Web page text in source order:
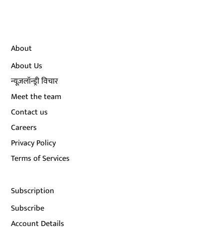
About
About Us
न्यूज़लॉन्ड्री विचार
Meet the team
Contact us
Careers
Privacy Policy
Terms of Services
Subscription
Subscribe
Account Details